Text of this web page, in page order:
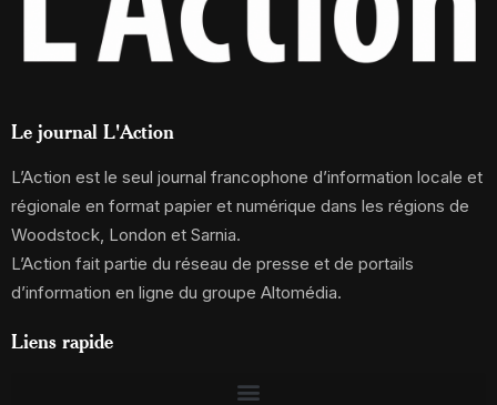
Le journal L'Action
L’Action est le seul journal francophone d’information locale et
régionale en format papier et numérique dans les régions de
Woodstock, London et Sarnia.
L’Action fait partie du réseau de presse et de portails
d’information en ligne du groupe Altomédia.
Liens rapide